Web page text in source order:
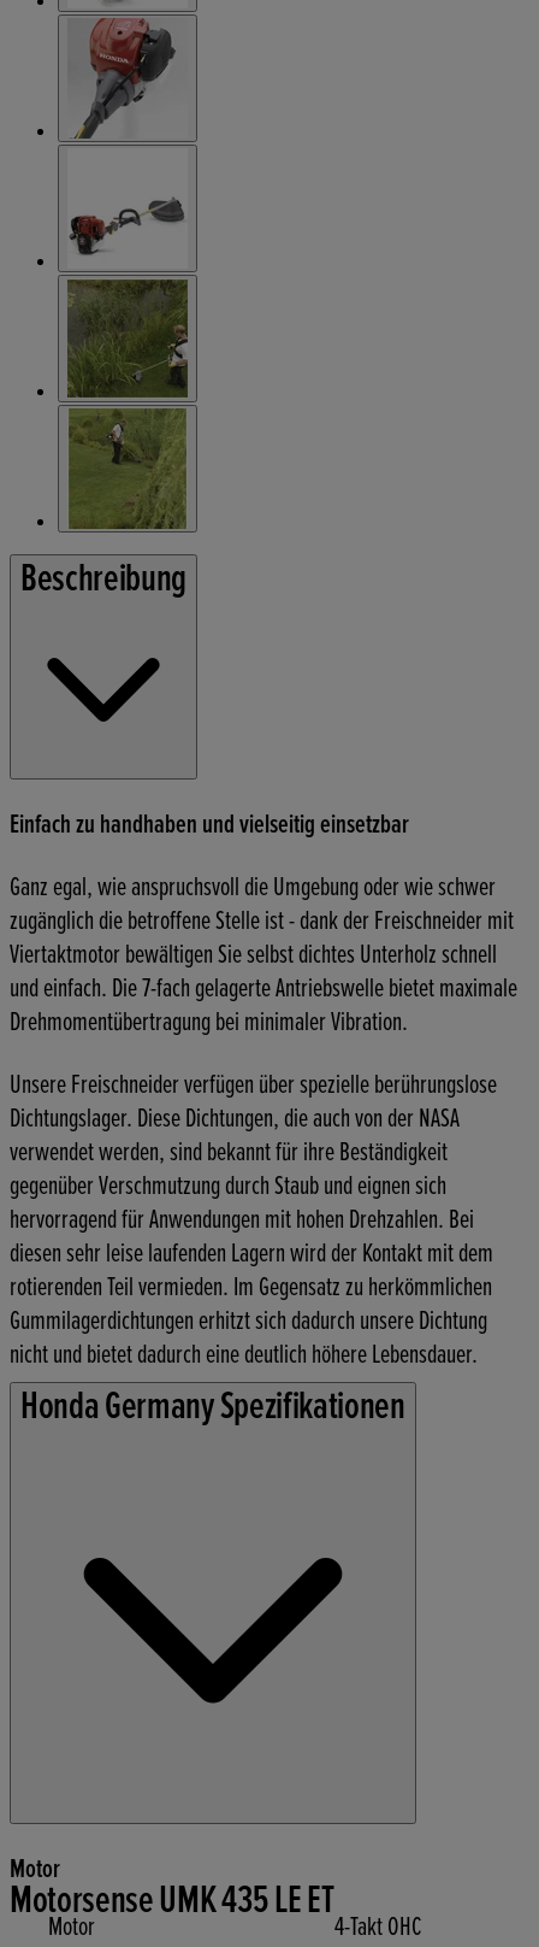
Beschreibung
Einfach zu handhaben und vielseitig einsetzbar
Ganz egal, wie anspruchsvoll die Umgebung oder wie schwer
zugänglich die betroffene Stelle ist - dank der Freischneider mit
Viertaktmotor bewältigen Sie selbst dichtes Unterholz schnell
und einfach. Die 7-fach gelagerte Antriebswelle bietet maximale
Drehmomentübertragung bei minimaler Vibration.
Unsere Freischneider verfügen über spezielle berührungslose
Dichtungslager. Diese Dichtungen, die auch von der NASA
verwendet werden, sind bekannt für ihre Beständigkeit
gegenüber Verschmutzung durch Staub und eignen sich
hervorragend für Anwendungen mit hohen Drehzahlen. Bei
diesen sehr leise laufenden Lagern wird der Kontakt mit dem
rotierenden Teil vermieden. Im Gegensatz zu herkömmlichen
Gummilagerdichtungen erhitzt sich dadurch unsere Dichtung
nicht und bietet dadurch eine deutlich höhere Lebensdauer.
Honda Germany Spezifikationen
Motor
Motor
4-Takt OHC
Motorsense UMK 435 LE ET